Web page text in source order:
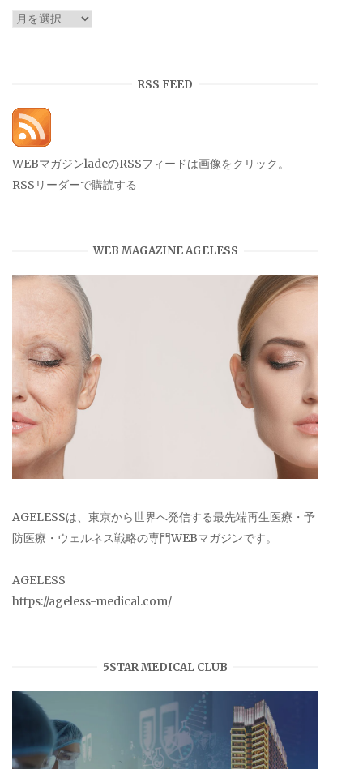
ア
RSS FEED
WEBマガジンladeのRSSフィードは画像をクリック。
RSSリーダーで購読する
WEB MAGAZINE AGELESS
AGELESSは、東京から世界へ発信する最先端再生医療・予
防医療・ウェルネス戦略の専門WEBマガジンです。
AGELESS
https://ageless-medical.com/
5STAR MEDICAL CLUB